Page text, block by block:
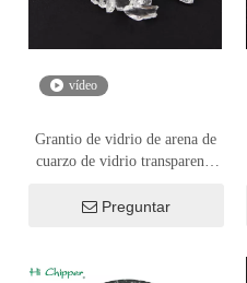
vídeo
Grantio de vidrio de arena de
cuarzo de vidrio transparente
Preguntar